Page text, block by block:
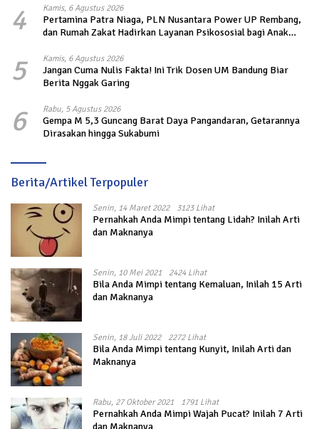
4 Kamis, 6 Agustus 2026
Pertamina Patra Niaga, PLN Nusantara Power UP Rembang,
dan Rumah Zakat Hadirkan Layanan Psikososial bagi Anak
5 Kamis, 6 Agustus 2026
Jangan Cuma Nulis Fakta! Ini Trik Dosen UM Bandung Biar
Berita Nggak Garing
6 Rabu, 5 Agustus 2026
Gempa M 5,3 Guncang Barat Daya Pangandaran, Getarannya
Dirasakan hingga Sukabumi
Berita/Artikel Terpopuler
Senin, 14 Maret 2022 3123 Lihat
Pernahkah Anda Mimpi tentang Lidah? Inilah Arti
dan Maknanya
Senin, 10 Mei 2021 2424 Lihat
Bila Anda Mimpi tentang Kemaluan, Inilah 15 Arti
dan Maknanya
Senin, 18 Juli 2022 2272 Lihat
Bila Anda Mimpi tentang Kunyit, Inilah Arti dan
Maknanya
Rabu, 27 Oktober 2021 1791 Lihat
Pernahkah Anda Mimpi Wajah Pucat? Inilah 7 Arti
dan Maknanya